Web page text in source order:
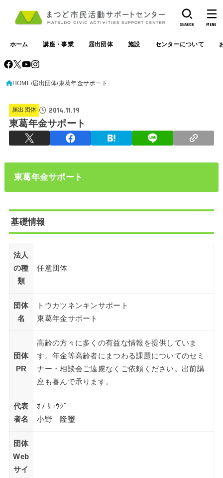
ホーム 講座・事業 届出団体 施設 センターについて
SEARCH MENU
HOME 届出団体 東葛年金サポート
届出団体 2014.11.19
東葛年金サポート
東葛年金サポート
基礎情報
法人
の種
類
任意団体
団体
名
トウカツネンキンサポート
東葛年金サポート
団体
PR
高齢の方々に多くの有益な情報を提供していま
す。年金等高齢者にまつわる課題についてのセミ
ナー・相談会ご遠慮なくご依頼ください。出前講
座も喜んで承ります。
代表
者名
ｵﾉ ﾘｭｳｼﾞ
小野 隆璽
団体
Web
サイ